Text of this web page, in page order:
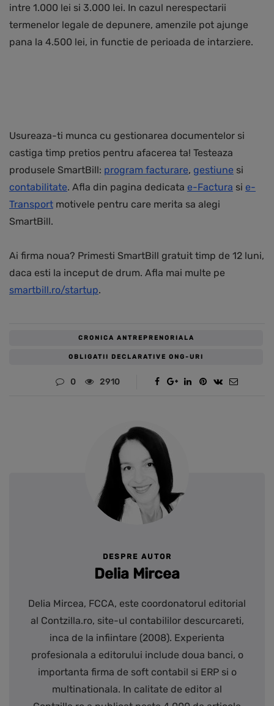
intre 1.000 lei si 3.000 lei. In cazul nerespectarii
termenelor legale de depunere, amenzile pot ajunge
pana la 4.500 lei, in functie de perioada de intarziere.
Usureaza-ti munca cu gestionarea documentelor si
castiga timp pretios pentru afacerea ta! Testeaza
produsele SmartBill: program facturare, gestiune si
contabilitate. Afla din pagina dedicata e-Factura si e-
Transport motivele pentru care merita sa alegi
SmartBill.
Ai firma noua? Primesti SmartBill gratuit timp de 12 luni,
daca esti la inceput de drum. Afla mai multe pe
smartbill.ro/startup.
CRONICA ANTREPRENORIALA
OBLIGATII DECLARATIVE ONG-URI
0 2910
DESPRE AUTOR
Delia Mircea
Delia Mircea, FCCA, este coordonatorul editorial
al Contzilla.ro, site-ul contabililor descurcareti,
inca de la infiintare (2008). Experienta
profesionala a editorului include doua banci, o
importanta firma de soft contabil si ERP si o
multinationala. In calitate de editor al